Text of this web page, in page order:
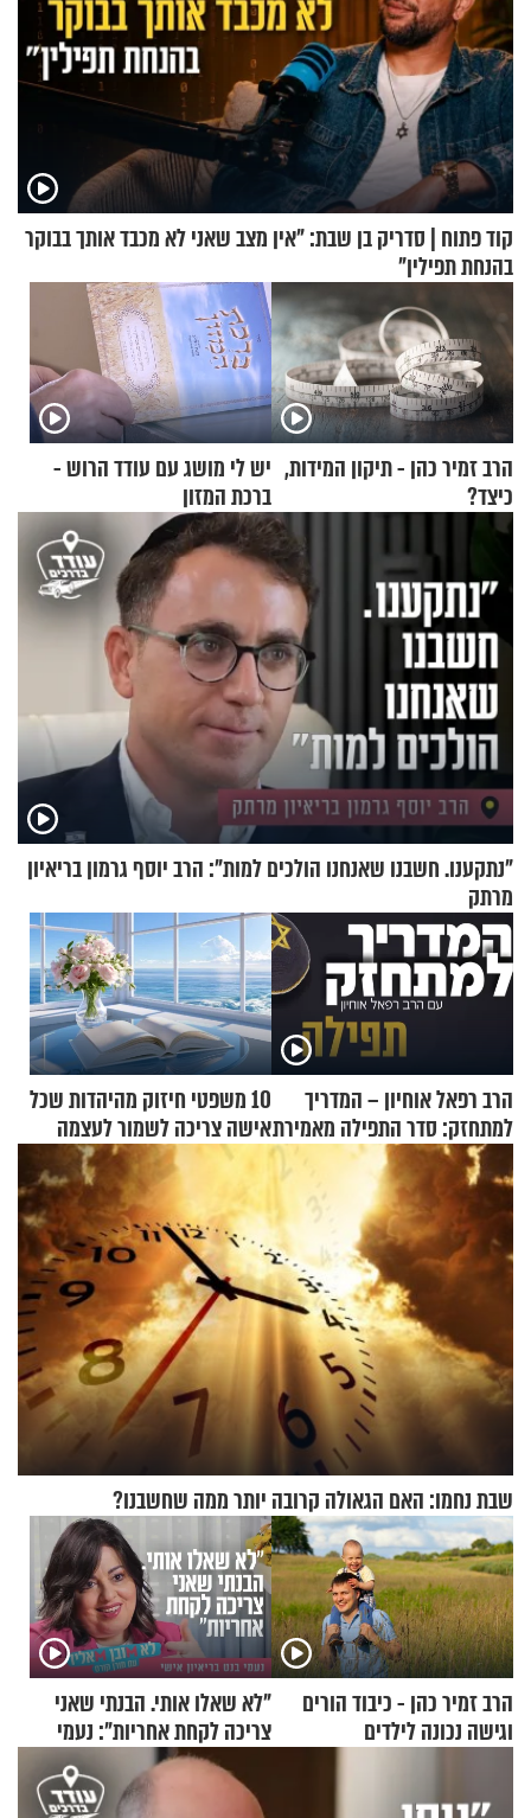
קוד פתוח | סדריק בן שבת: "אין מצב שאני לא מכבד אותך בבוקר
בהנחת תפילין"
הרב זמיר כהן - תיקון המידות,
כיצד?
יש לי מושג עם עודד הרוש -
ברכת המזון
"נתקענו. חשבנו שאנחנו הולכים למות": הרב יוסף גרמון בריאיון
מרתק
הרב רפאל אוחיון – המדריך
למתחזק: סדר התפילה מאמירת
הקורבנות ועד קריאת שמע
10 משפטי חיזוק מהיהדות שכל
אישה צריכה לשמור לעצמה
שבת נחמו: האם הגאולה קרובה יותר ממה שחשבנו?
הרב זמיר כהן - כיבוד הורים
וגישה נכונה לילדים
"לא שאלו אותי. הבנתי שאני
צריכה לקחת אחריות": נעמי
בנט בריאיון אישי